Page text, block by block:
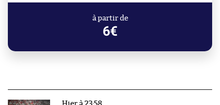
à partir de
6€